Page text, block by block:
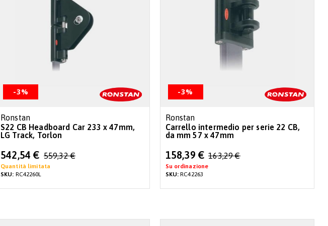
-3%
Ronstan
S22 CB Headboard Car 233 x 47mm,
LG Track, Torlon
Special
Price
542,54 € 559,32 €
Quantità limitata
SKU: RC42260L
-3%
Ronstan
Carrello intermedio per serie 22 CB,
da mm 57 x 47mm
Special
Price
158,39 € 163,29 €
Su ordinazione
SKU:RC42263